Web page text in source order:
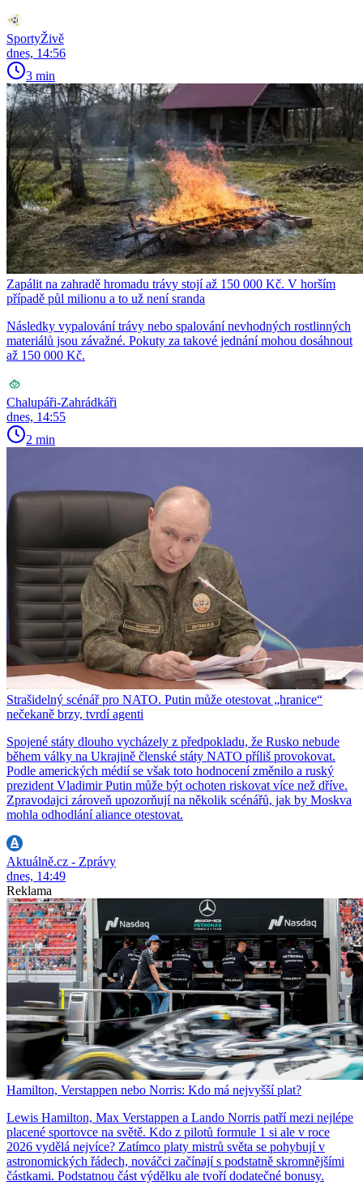
SportyŽivě
dnes, 14:56
3 min
Zapálit na zahradě hromadu trávy stojí až 150 000 Kč. V horším
případě půl milionu a to už není sranda
Následky vypalování trávy nebo spalování nevhodných rostlinných
materiálů jsou závažné. Pokuty za takové jednání mohou dosáhnout
až 150 000 Kč.
Chalupáři-Zahrádkáři
dnes, 14:55
2 min
Strašidelný scénář pro NATO. Putin může otestovat „hranice“
nečekaně brzy, tvrdí agenti
Spojené státy dlouho vycházely z předpokladu, že Rusko nebude
během války na Ukrajině členské státy NATO příliš provokovat.
Podle amerických médií se však toto hodnocení změnilo a ruský
prezident Vladimir Putin může být ochoten riskovat více než dříve.
Zpravodajci zároveň upozorňují na několik scénářů, jak by Moskva
mohla odhodlání aliance otestovat.
Aktuálně.cz - Zprávy
dnes, 14:49
Reklama
Hamilton, Verstappen nebo Norris: Kdo má nejvyšší plat?
Lewis Hamilton, Max Verstappen a Lando Norris patří mezi nejlépe
placené sportovce na světě. Kdo z pilotů formule 1 si ale v roce
2026 vydělá nejvíce? Zatímco platy mistrů světa se pohybují v
astronomických řádech, nováčci začínají s podstatně skromnějšími
částkami. Podstatnou část výdělku ale tvoří dodatečné bonusy.